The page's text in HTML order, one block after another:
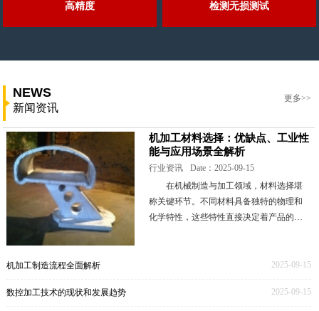
高精度 检测无损测试
NEWS
新闻资讯
更多>>
机加工材料选择：优缺点、工业性
能与应用场景全解析
行业资讯
Date：2025-09-15
在机械制造与加工领域，材料选择堪
称关键环节。不同材料具备独特的物理和
化学特性，这些特性直接决定着产品的性
2025-09-15
机加工制造流程全面解析
2025-09-15
数控加工技术的现状和发展趋势